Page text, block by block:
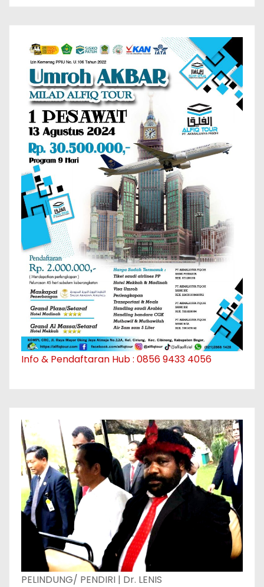
Info & Pendaftaran Hub : 0856 9433 4056
PELINDUNG/ PENDIRI | Dr. LENIS